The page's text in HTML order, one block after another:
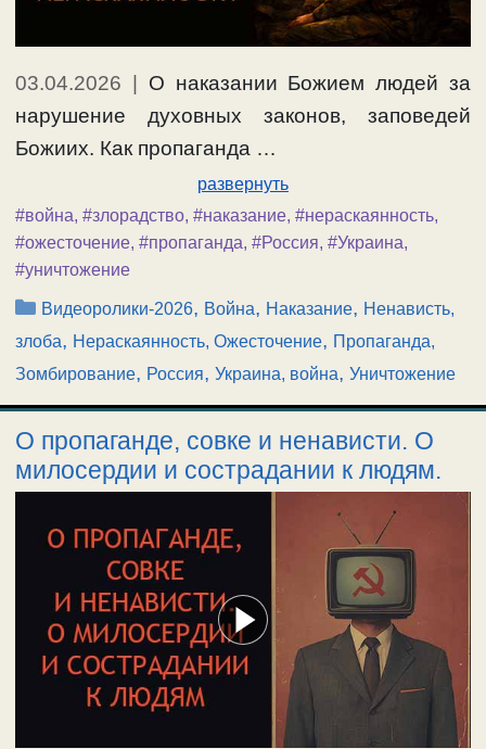
03.04.2026
О наказании Божием людей за
нарушение духовных законов, заповедей
Божиих. Как пропаганда …
развернуть
#война, #злорадство, #наказание, #нераскаянность,
#ожесточение, #пропаганда, #Россия, #Украина,
#уничтожение
Рубрики
Видеоролики-2026, Война, Наказание, Ненависть,
злоба, Нераскаянность, Ожесточение, Пропаганда,
Зомбирование, Россия, Украина, война, Уничтожение
О пропаганде, совке и ненависти. О
милосердии и сострадании к людям.